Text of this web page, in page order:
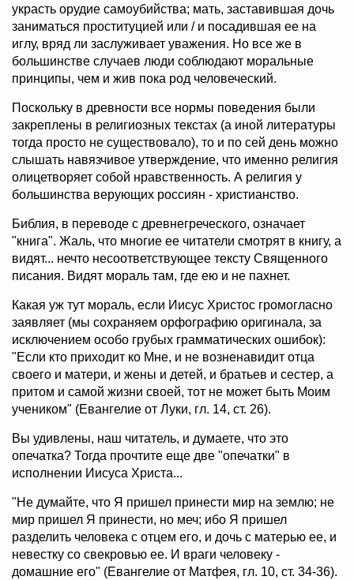
украсть орудие самоубийства; мать, заставившая дочь
заниматься проституцией или / и посадившая ее на
иглу, вряд ли заслуживает уважения. Но все же в
большинстве случаев люди соблюдают моральные
принципы, чем и жив пока род человеческий.
Поскольку в древности все нормы поведения были
закреплены в религиозных текстах (а иной литературы
тогда просто не существовало), то и по сей день можно
слышать навязчивое утверждение, что именно религия
олицетворяет собой нравственность. А религия у
большинства верующих россиян - христианство.
Библия, в переводе с древнегреческого, означает
"книга". Жаль, что многие ее читатели смотрят в книгу, а
видят... нечто несоответствующее тексту Священного
писания. Видят мораль там, где ею и не пахнет.
Какая уж тут мораль, если Иисус Христос громогласно
заявляет (мы сохраняем орфографию оригинала, за
исключением особо грубых грамматических ошибок):
"Если кто приходит ко Мне, и не возненавидит отца
своего и матери, и жены и детей, и братьев и сестер, а
притом и самой жизни своей, тот не может быть Моим
учеником" (Евангелие от Луки, гл. 14, ст. 26).
Вы удивлены, наш читатель, и думаете, что это
опечатка? Тогда прочтите еще две "опечатки" в
исполнении Иисуса Христа...
"Не думайте, что Я пришел принести мир на землю; не
мир пришел Я принести, но меч; ибо Я пришел
разделить человека с отцем его, и дочь с матерью ее, и
невестку со свекровью ее. И враги человеку -
домашние его" (Евангелие от Матфея, гл. 10, ст. 34-36).